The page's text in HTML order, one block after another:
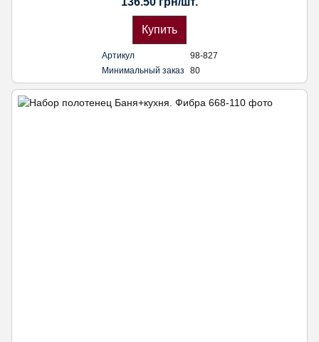
Купить
Артикул
98-827
Минимальный заказ
80